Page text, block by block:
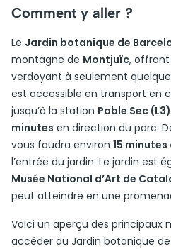
Comment y aller ?
Le Jardin botanique de
montagne de Montjuïc, offrant
verdoyant à seulement
est accessible en transport en
jusqu’à la station Poble Sec (L3)
minutes en direction du parc.
vous faudra environ 15 minutes
l’entrée du jardin. Le jardin est
Musée National d’Art de
peut atteindre en une
Voici un aperçu des principaux
accéder au Jardin botanique